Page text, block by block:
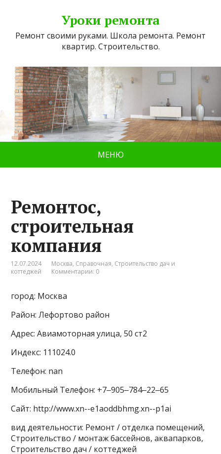
Уроки ремонта
Ремонт своими руками. Школа ремонта. Ремонт
квартир. Строительство.
МЕНЮ
Ремонтос,
строительная
компания
12.07.2024 Москва, Справочная, Строительство дач и
коттеджей
Комментарии: 0
город: Москва
Район: Лефортово район
Адрес: Авиамоторная улица, 50 ст2
Индекс: 111024.0
Телефон: nan
Мобильный Телефон: +7‒905‒784‒22‒65
Сайт: http://www.xn--e1aoddbhmg.xn--p1ai
вид деятельности: Ремонт / отделка помещений,
Строительство / монтаж бассейнов, аквапарков,
Строительство дач / коттеджей